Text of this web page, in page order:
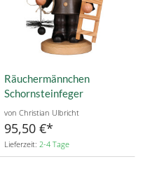
Räuchermännchen
Schornsteinfeger
von Christian Ulbricht
95,50 €
Lieferzeit: 2-4 Tage